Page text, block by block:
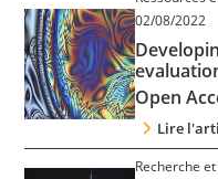
02/08/2022
Open
Lire
Recherche